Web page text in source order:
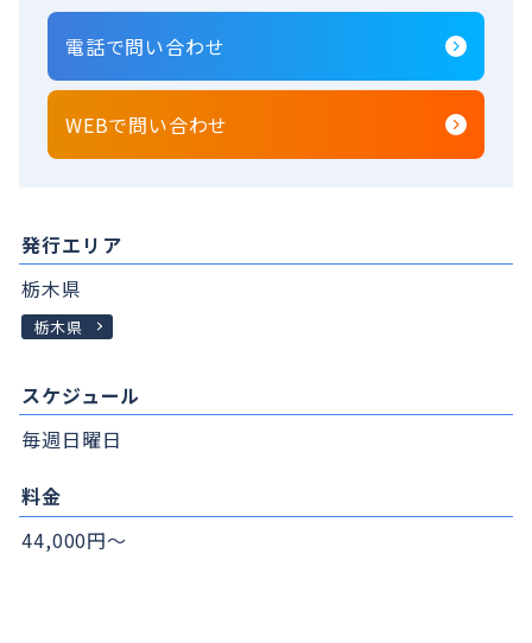
電話で問い合わせ
WEBで問い合わせ
発行エリア
栃木県
栃木県
スケジュール
毎週日曜日
料金
44,000円～